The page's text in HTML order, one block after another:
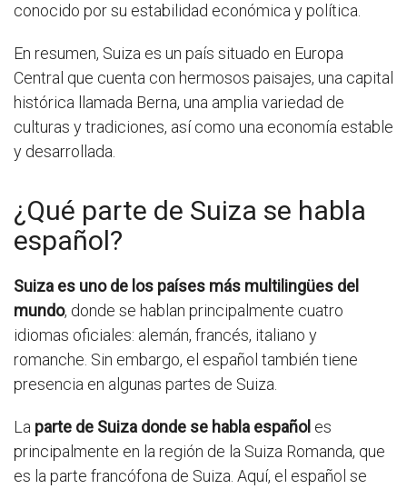
conocido por su estabilidad económica y política.
En resumen, Suiza es un país situado en Europa
Central que cuenta con hermosos paisajes, una capital
histórica llamada Berna, una amplia variedad de
culturas y tradiciones, así como una economía estable
y desarrollada.
¿Qué parte de Suiza se habla
español?
Suiza es uno de los países más multilingües del
mundo, donde se hablan principalmente cuatro
idiomas oficiales: alemán, francés, italiano y
romanche. Sin embargo, el español también tiene
presencia en algunas partes de Suiza.
La parte de Suiza donde se habla español es
principalmente en la región de la Suiza Romanda, que
es la parte francófona de Suiza. Aquí, el español se